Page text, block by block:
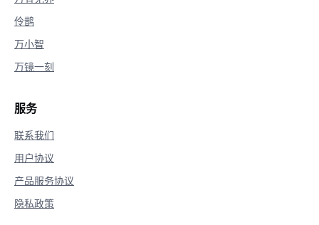
伶鹊
万小智
万镜一刻
服务
联系我们
用户协议
产品服务协议
隐私政策